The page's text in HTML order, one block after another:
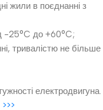
жили в поєднанні з
-25°C до +60°C;
тривалістю не більше
електродвигуна.